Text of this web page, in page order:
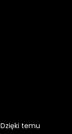
temu